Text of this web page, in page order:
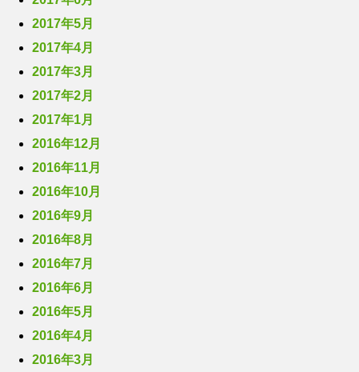
2017年5月
2017年4月
2017年3月
2017年2月
2017年1月
2016年12月
2016年11月
2016年10月
2016年9月
2016年8月
2016年7月
2016年6月
2016年5月
2016年4月
2016年3月